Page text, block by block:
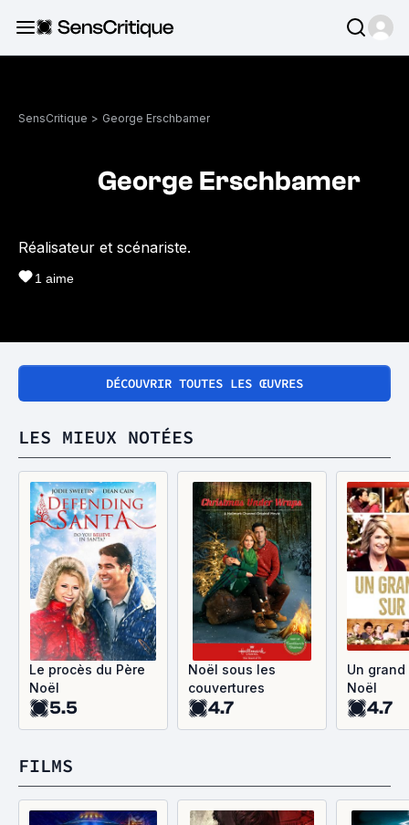
SensCritique > George Erschbamer
George Erschbamer
Réalisateur et scénariste.
1 aime
DÉCOUVRIR TOUTES LES ŒUVRES
LES MIEUX NOTÉES
Le procès du Père
Noël
5.5
Noël sous les
couvertures
4.7
Un
Noël
4.7
FILMS